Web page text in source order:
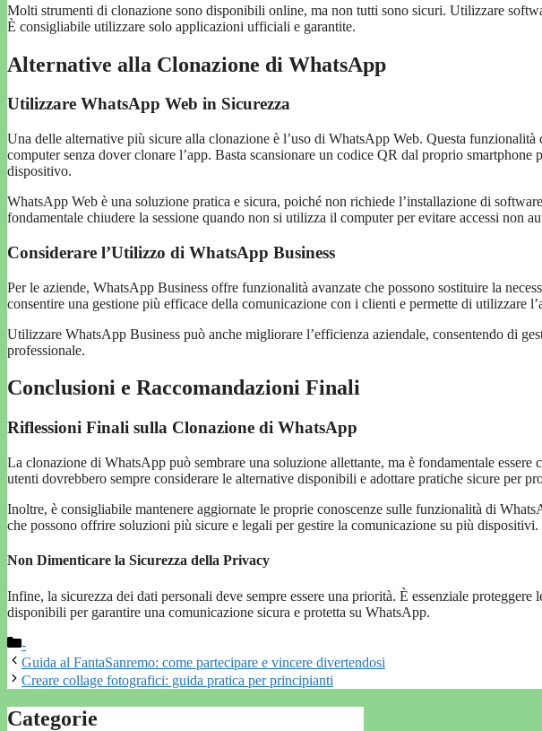
Molti strumenti di clonazione sono disponibili online, ma non tutti sono sicuri. Utilizzare
È consigliabile utilizzare solo applicazioni ufficiali e garantite.
Alternative alla Clonazione di WhatsApp
Utilizzare WhatsApp Web in Sicurezza
Una delle alternative più sicure alla clonazione è l’uso di WhatsApp Web. Questa funzionalità
computer senza dover clonare l’app. Basta scansionare un codice QR dal proprio
dispositivo.
WhatsApp Web è una soluzione pratica e sicura, poiché non richiede l’installazione di
fondamentale chiudere la sessione quando non si utilizza il computer per evitare accessi non
Considerare l’Utilizzo di WhatsApp Business
Per le aziende, WhatsApp Business offre funzionalità avanzate che possono sostituire la
consentire una gestione più efficace della comunicazione con i clienti e permette di utilizzare
Utilizzare WhatsApp Business può anche migliorare l’efficienza aziendale, consentendo di
professionale.
Conclusioni e Raccomandazioni Finali
Riflessioni Finali sulla Clonazione di WhatsApp
La clonazione di WhatsApp può sembrare una soluzione allettante, ma è fondamentale
utenti dovrebbero sempre considerare le alternative disponibili e adottare pratiche sicure per
Inoltre, è consigliabile mantenere aggiornate le proprie conoscenze sulle funzionalità di
che possono offrire soluzioni più sicure e legali per gestire la comunicazione su più dispositivi.
Non Dimenticare la Sicurezza della Privacy
Infine, la sicurezza dei dati personali deve sempre essere una priorità. È essenziale
disponibili per garantire una comunicazione sicura e protetta su WhatsApp.
Categorie
-
Guida al FantaSanremo: come partecipare e vincere divertendosi
Creare collage fotografici: guida pratica per principianti
Categorie